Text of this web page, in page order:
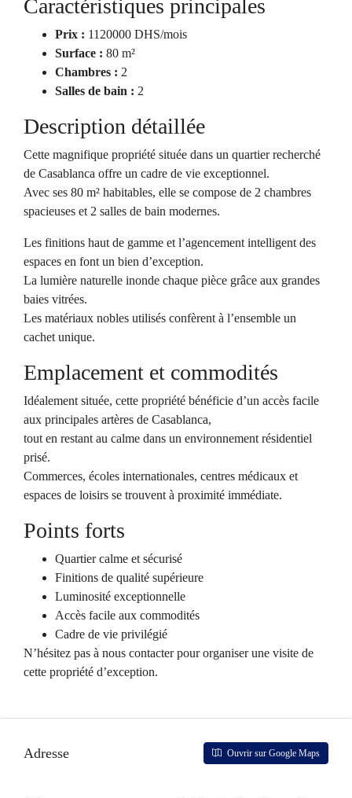
Caractéristiques principales
Prix : 1120000 DHS/mois
Surface : 80 m²
Chambres : 2
Salles de bain : 2
Description détaillée
Cette magnifique propriété située dans un quartier recherché
de Casablanca offre un cadre de vie exceptionnel.
Avec ses 80 m² habitables, elle se compose de 2 chambres
spacieuses et 2 salles de bain modernes.
Les finitions haut de gamme et l’agencement intelligent des
espaces en font un bien d’exception.
La lumière naturelle inonde chaque pièce grâce aux grandes
baies vitrées.
Les matériaux nobles utilisés confèrent à l’ensemble un
cachet unique.
Emplacement et commodités
Idéalement située, cette propriété bénéficie d’un accès facile
aux principales artères de Casablanca,
tout en restant au calme dans un environnement résidentiel
prisé.
Commerces, écoles internationales, centres médicaux et
espaces de loisirs se trouvent à proximité immédiate.
Points forts
Quartier calme et sécurisé
Finitions de qualité supérieure
Luminosité exceptionnelle
Accès facile aux commodités
Cadre de vie privilégié
N’hésitez pas à nous contacter pour organiser une visite de
cette propriété d’exception.
Adresse Ouvrir sur Google Maps